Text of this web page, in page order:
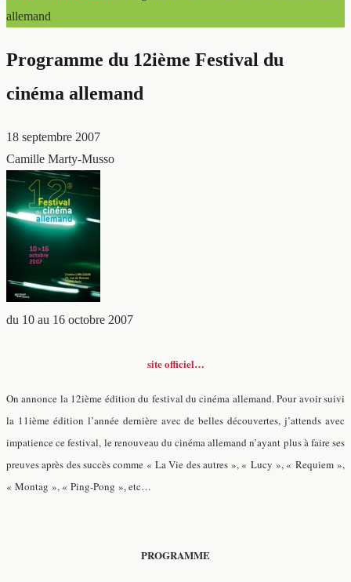
allemand
Programme du 12ième Festival du
cinéma allemand
18 septembre 2007
Camille Marty-Musso
du 10 au 16 octobre 2007
site officiel…
On annonce la 12ième édition du festival du cinéma allemand. Pour avoir suivi
la 11ième édition l’année dernière avec de belles découvertes, j’attends avec
impatience ce festival, le renouveau du cinéma allemand n’ayant plus à faire ses
preuves après des succès comme « La Vie des autres », « Lucy », « Requiem »,
« Montag », « Ping-Pong », etc…
PROGRAMME